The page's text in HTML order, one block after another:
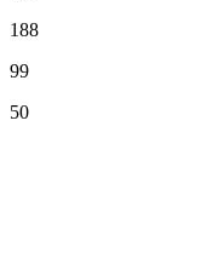
188
99
50